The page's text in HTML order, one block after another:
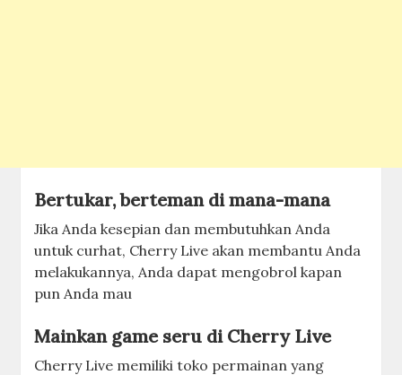
Bertukar, berteman di mana-mana
Jika Anda kesepian dan membutuhkan Anda
untuk curhat, Cherry Live akan membantu Anda
melakukannya, Anda dapat mengobrol kapan
pun Anda mau
Mainkan game seru di Cherry Live
Cherry Live memiliki toko permainan yang